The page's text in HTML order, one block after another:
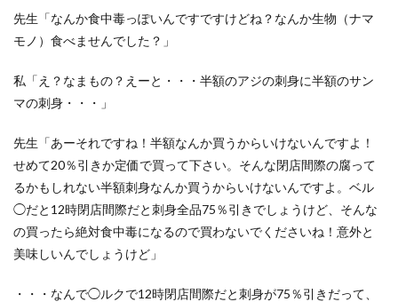
先生「なんか食中毒っぽいんですですけどね？なんか生物（ナマ
モノ）食べませんでした？」
私「え？なまもの？えーと・・・半額のアジの刺身に半額のサン
マの刺身・・・」
先生「あーそれですね！半額なんか買うからいけないんですよ！
せめて20％引きか定価で買って下さい。そんな閉店間際の腐って
るかもしれない半額刺身なんか買うからいけないんですよ。ベル
◯だと12時閉店間際だと刺身全品75％引きでしょうけど、そんな
の買ったら絶対食中毒になるので買わないでくださいね！意外と
美味しいんでしょうけど」
・・・なんで◯ルクで12時閉店間際だと刺身が75％引きだって、